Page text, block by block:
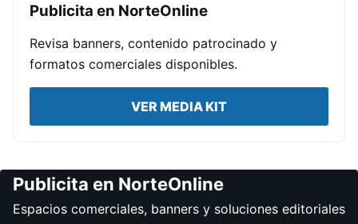
Publicita en NorteOnline
Revisa banners, contenido patrocinado y
formatos comerciales disponibles.
VER MEDIA KIT
Publicita en NorteOnline
Espacios comerciales, banners y soluciones editoriales